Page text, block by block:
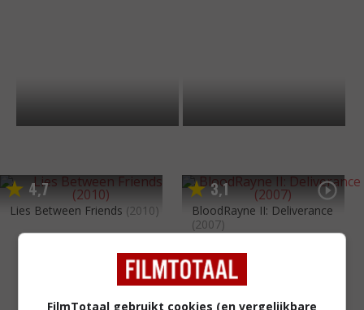
4,7
Lies Between Friends (2010)
3,1
BloodRayne II: Deliverance
(2007)
FilmTotaal gebruikt cookies (en vergelijkbare